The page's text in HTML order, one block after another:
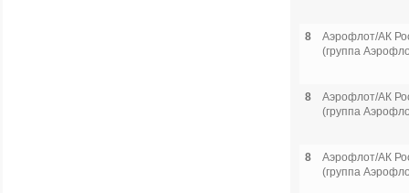
8
Аэрофлот/АК
(группа
8
Аэрофлот/АК
(группа
8
Аэрофлот/АК
(группа